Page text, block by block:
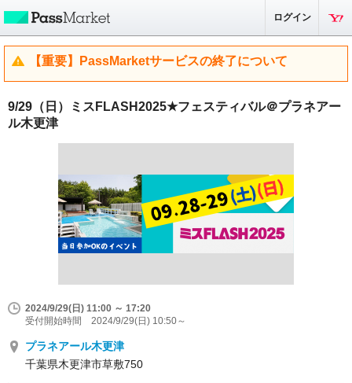
ログイン
【重要】PassMarketサービスの終了について
9/29（日）ミスFLASH2025★フェスティバル＠プラネアー
ル木更津
2024/9/29(日) 11:00 ～ 17:20
受付開始時間 2024/9/29(日) 10:50～
プラネアール木更津
千葉県木更津市草敷750